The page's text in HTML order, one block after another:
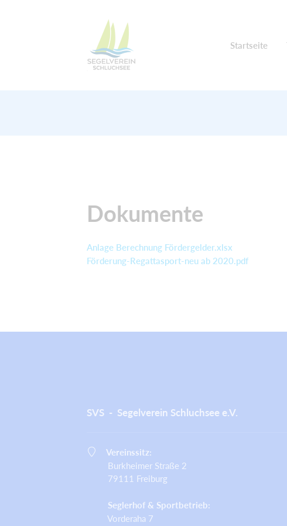
Startseite
Dokumente
Anlage Berechnung Fördergelder.xlsx
Förderung-Regattasport-neu ab 2020.pdf
SVS - Segelverein Schluchsee e.V.
Vereinssitz:
Burkheimer Straße 2
79111 Freiburg
Seglerhof & Sportbetrieb:
Vorderaha 7